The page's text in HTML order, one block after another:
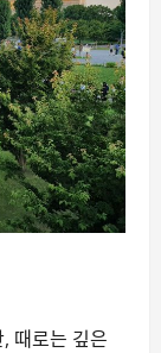
때로는 깊은